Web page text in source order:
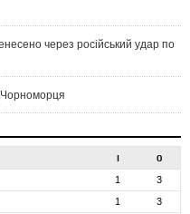
через російський удар по
Чорноморця
О
1
3
1
3